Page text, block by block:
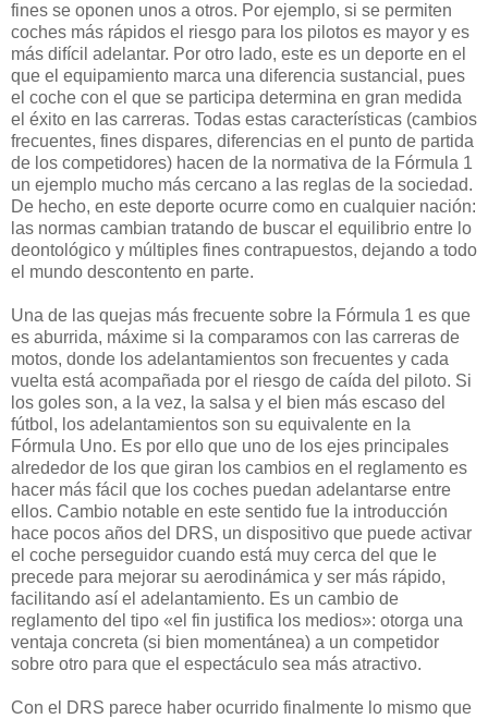
fines se oponen unos a otros. Por ejemplo, si se permiten
coches más rápidos el riesgo para los pilotos es mayor y es
más difícil adelantar. Por otro lado, este es un deporte en el
que el equipamiento marca una diferencia sustancial, pues
el coche con el que se participa determina en gran medida
el éxito en las carreras. Todas estas características (cambios
frecuentes, fines dispares, diferencias en el punto de partida
de los competidores) hacen de la normativa de la Fórmula 1
un ejemplo mucho más cercano a las reglas de la sociedad.
De hecho, en este deporte ocurre como en cualquier nación:
las normas cambian tratando de buscar el equilibrio entre lo
deontológico y múltiples fines contrapuestos, dejando a todo
el mundo descontento en parte.
Una de las quejas más frecuente sobre la Fórmula 1 es que
es aburrida, máxime si la comparamos con las carreras de
motos, donde los adelantamientos son frecuentes y cada
vuelta está acompañada por el riesgo de caída del piloto. Si
los goles son, a la vez, la salsa y el bien más escaso del
fútbol, los adelantamientos son su equivalente en la
Fórmula Uno. Es por ello que uno de los ejes principales
alrededor de los que giran los cambios en el reglamento es
hacer más fácil que los coches puedan adelantarse entre
ellos. Cambio notable en este sentido fue la introducción
hace pocos años del DRS, un dispositivo que puede activar
el coche perseguidor cuando está muy cerca del que le
precede para mejorar su aerodinámica y ser más rápido,
facilitando así el adelantamiento. Es un cambio de
reglamento del tipo «el fin justifica los medios»: otorga una
ventaja concreta (si bien momentánea) a un competidor
sobre otro para que el espectáculo sea más atractivo.
Con el DRS parece haber ocurrido finalmente lo mismo que